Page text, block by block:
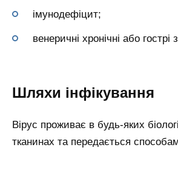
імунодефіцит;
венеричні хронічні або
Шляхи інфікування
Вірус проживає в будь-яких
тканинах та передається